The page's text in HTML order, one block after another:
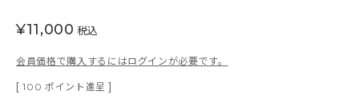
¥11,000 税込
会員価格で購入するにはログインが必要です。
[ 100 ポイント進呈 ]